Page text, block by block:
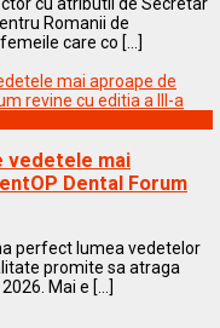
Romanii de
care co [...]
vedetele mai
Dental Forum
perfect lumea vedetelor
promite sa atraga
Mai e [...]